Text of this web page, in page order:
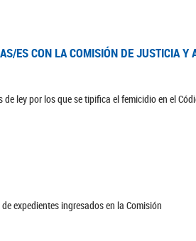
ES CON LA COMISIÓN DE JUSTICIA Y
ley por los que se tipifica el femicidio en el
expedientes ingresados en la Comisión